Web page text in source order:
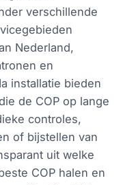
verschillende
Nederland,
en
installatie bieden
de COP op lange
controles,
of bijstellen van
uit welke
COP halen en